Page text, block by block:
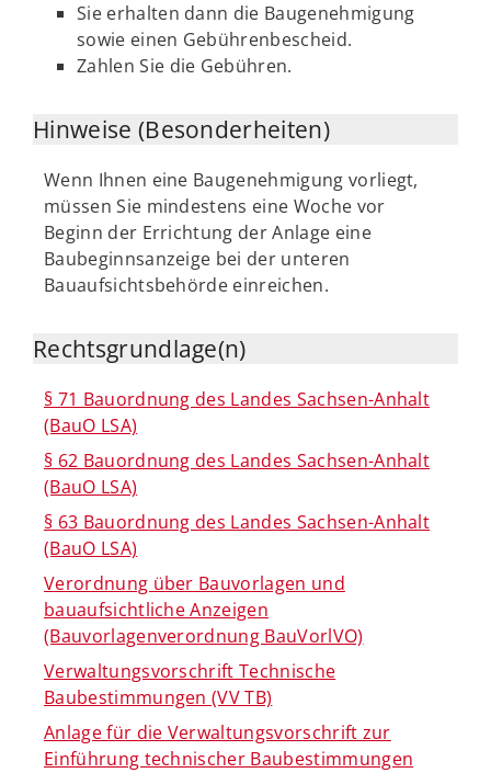
Sie erhalten dann die Baugenehmigung
sowie einen Gebührenbescheid.
Zahlen Sie die Gebühren.
Hinweise (Besonderheiten)
Wenn Ihnen eine Baugenehmigung vorliegt,
müssen Sie mindestens eine Woche vor
Beginn der Errichtung der Anlage eine
Baubeginnsanzeige bei der unteren
Bauaufsichtsbehörde einreichen.
Rechtsgrundlage(n)
§ 71 Bauordnung des Landes Sachsen-Anhalt
(BauO LSA)
§ 62 Bauordnung des Landes Sachsen-Anhalt
(BauO LSA)
§ 63 Bauordnung des Landes Sachsen-Anhalt
(BauO LSA)
Verordnung über Bauvorlagen und
bauaufsichtliche Anzeigen
(Bauvorlagenverordnung BauVorlVO)
Verwaltungsvorschrift Technische
Baubestimmungen (VV TB)
Anlage für die Verwaltungsvorschrift zur
Einführung technischer Baubestimmungen